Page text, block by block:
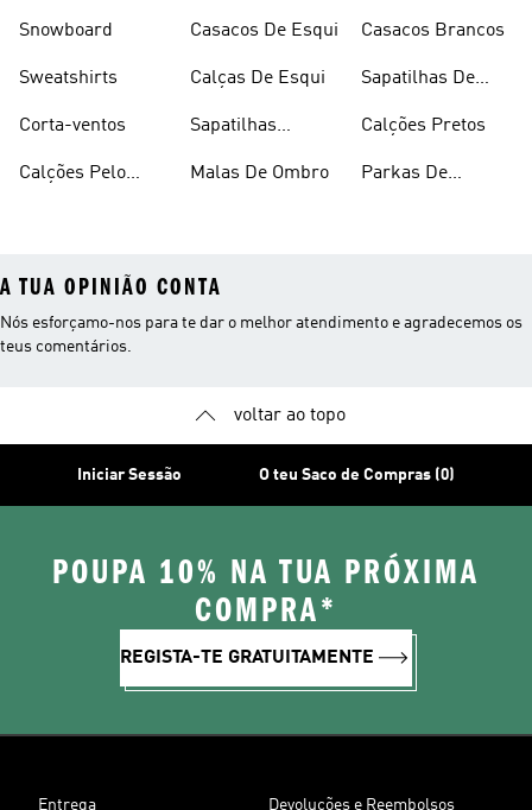
Snowboard
Sweatshirts
Corta-ventos
Calções Pelo
Casacos De Esqui
Calças De Esqui
Sapatilhas
Malas De Ombro
Casacos Brancos
Sapatilhas De
Calções Pretos
Parkas De
A TUA OPINIÃO CONTA
Nós esforçamo-nos para te dar o melhor atendimento e agradecemos os
teus comentários.
voltar ao topo
Iniciar Sessão O teu Saco de Compras (0)
POUPA 10% NA TUA PRÓXIMA
COMPRA*
REGISTA-TE GRATUITAMENTE
Entrega Devoluções e Reembolsos